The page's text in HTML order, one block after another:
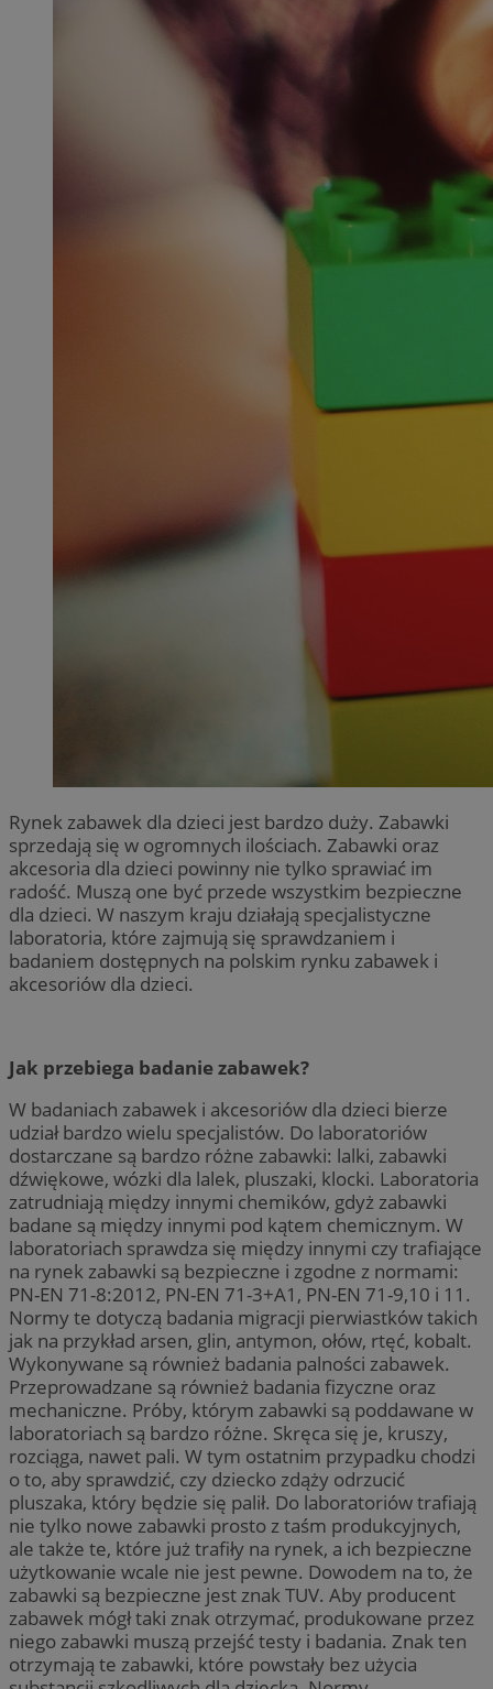
Rynek zabawek dla dzieci jest bardzo duży. Zabawki
sprzedają się w ogromnych ilościach. Zabawki oraz
akcesoria dla dzieci powinny nie tylko sprawiać im
radość. Muszą one być przede wszystkim bezpieczne
dla dzieci. W naszym kraju działają specjalistyczne
laboratoria, które zajmują się sprawdzaniem i
badaniem dostępnych na polskim rynku zabawek i
akcesoriów dla dzieci.
Jak przebiega badanie zabawek?
W badaniach zabawek i akcesoriów dla dzieci bierze
udział bardzo wielu specjalistów. Do laboratoriów
dostarczane są bardzo różne zabawki: lalki, zabawki
dźwiękowe, wózki dla lalek, pluszaki, klocki. Laboratoria
zatrudniają między innymi chemików, gdyż zabawki
badane są między innymi pod kątem chemicznym. W
laboratoriach sprawdza się między innymi czy trafiające
na rynek zabawki są bezpieczne i zgodne z normami:
PN-EN 71-8:2012, PN-EN 71-3+A1, PN-EN 71-9,10 i 11.
Normy te dotyczą badania migracji pierwiastków takich
jak na przykład arsen, glin, antymon, ołów, rtęć, kobalt.
Wykonywane są również badania palności zabawek.
Przeprowadzane są również badania fizyczne oraz
mechaniczne. Próby, którym zabawki są poddawane w
laboratoriach są bardzo różne. Skręca się je, kruszy,
rozciąga, nawet pali. W tym ostatnim przypadku chodzi
o to, aby sprawdzić, czy dziecko zdąży odrzucić
pluszaka, który będzie się palił. Do laboratoriów trafiają
nie tylko nowe zabawki prosto z taśm produkcyjnych,
ale także te, które już trafiły na rynek, a ich bezpieczne
użytkowanie wcale nie jest pewne. Dowodem na to, że
zabawki są bezpieczne jest znak TUV. Aby producent
zabawek mógł taki znak otrzymać, produkowane przez
niego zabawki muszą przejść testy i badania. Znak ten
otrzymają te zabawki, które powstały bez użycia